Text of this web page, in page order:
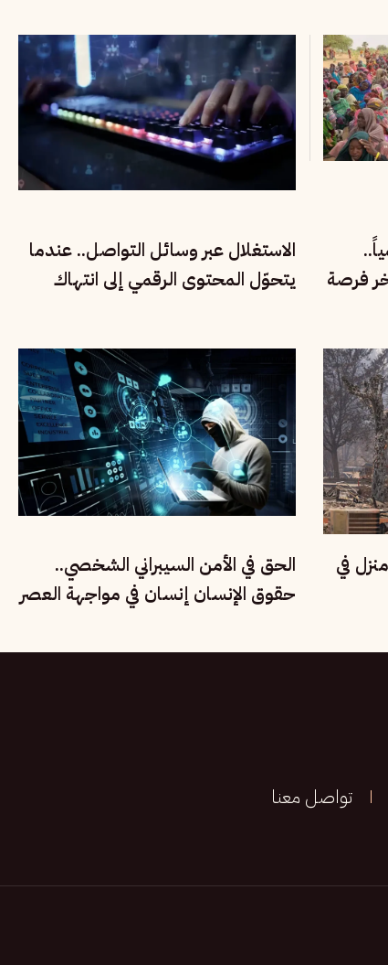
فرصة
الاستغلال عبر وسائل التواصل.. عندما
يتحوّل المحتوى الرقمي إلى انتهاك
حرائق الغابات تدمر نحو 700 منزل في
الحق في الأمن السيبراني الشخصي..
حقوق الإنسان إنسان في مواجهة العصر
تواصل معنا